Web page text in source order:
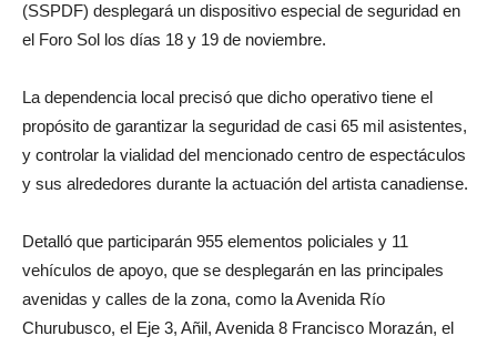
(SSPDF) desplegará un dispositivo especial de seguridad en
el Foro Sol los días 18 y 19 de noviembre.
La dependencia local precisó que dicho operativo tiene el
propósito de garantizar la seguridad de casi 65 mil asistentes,
y controlar la vialidad del mencionado centro de espectáculos
y sus alrededores durante la actuación del artista canadiense.
Detalló que participarán 955 elementos policiales y 11
vehículos de apoyo, que se desplegarán en las principales
avenidas y calles de la zona, como la Avenida Río
Churubusco, el Eje 3, Añil, Avenida 8 Francisco Morazán, el